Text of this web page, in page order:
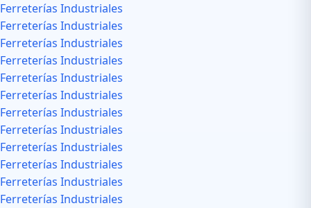
Ferreterías Industriales
Ferreterías Industriales
Ferreterías Industriales
Ferreterías Industriales
Ferreterías Industriales
Ferreterías Industriales
Ferreterías Industriales
Ferreterías Industriales
Ferreterías Industriales
Ferreterías Industriales
Ferreterías Industriales
Ferreterías Industriales